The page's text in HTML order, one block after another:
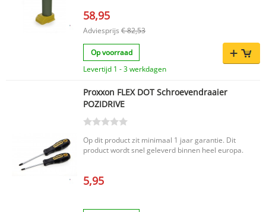
58,95
Adviesprijs € 82,53
Op voorraad
Levertijd 1 - 3 werkdagen
Proxxon FLEX DOT Schroevendraaier
POZIDRIVE
Op dit product zit minimaal 1 jaar garantie. Dit
product wordt snel geleverd binnen heel europa.
5,95